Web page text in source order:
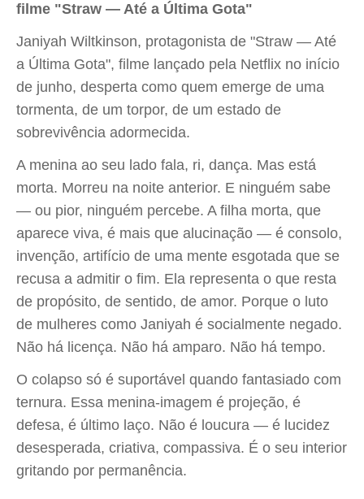
filme "Straw — Até a Última Gota"
Janiyah Wiltkinson, protagonista de "Straw — Até
a Última Gota", filme lançado pela Netflix no início
de junho, desperta como quem emerge de uma
tormenta, de um torpor, de um estado de
sobrevivência adormecida.
A menina ao seu lado fala, ri, dança. Mas está
morta. Morreu na noite anterior. E ninguém sabe
— ou pior, ninguém percebe. A filha morta, que
aparece viva, é mais que alucinação — é consolo,
invenção, artifício de uma mente esgotada que se
recusa a admitir o fim. Ela representa o que resta
de propósito, de sentido, de amor. Porque o luto
de mulheres como Janiyah é socialmente negado.
Não há licença. Não há amparo. Não há tempo.
O colapso só é suportável quando fantasiado com
ternura. Essa menina-imagem é projeção, é
defesa, é último laço. Não é loucura — é lucidez
desesperada, criativa, compassiva. É o seu interior
gritando por permanência.